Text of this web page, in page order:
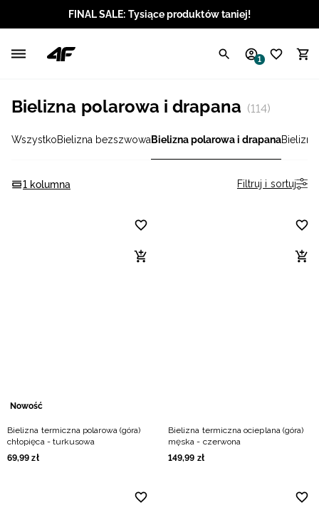
FINAL SALE: Tysiące produktów taniej!
1
Bielizna polarowa i drapana (114)
WszystkoBielizna bezszwowa Bielizna polarowa i drapana
1 kolumna Filtruj i sortuj
Nowość
Bielizna termiczna polarowa (góra)
chłopięca - turkusowa
69,99 zł
Bielizna termiczna ocieplana (góra)
męska - czerwona
149,99 zł
Angielski / USD
Angielski / GBP
Chorwacki / EUR
Ukraiński / UAH